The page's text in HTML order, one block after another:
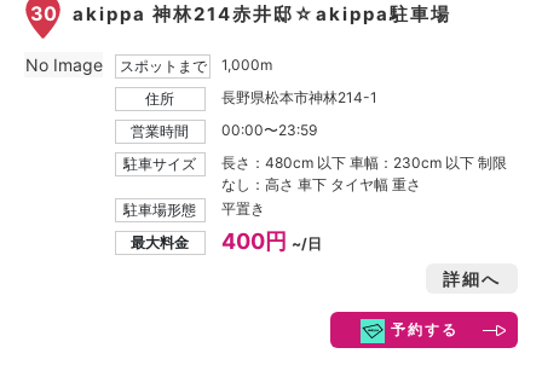
30 akippa 神林214赤井邸☆akippa駐車場
スポットまで
1,000m
住所
長野県松本市神林214-1
営業時間
00:00〜23:59
駐車サイズ
長さ：480cm 以下 車幅：230cm 以下 制限
なし：高さ 車下 タイヤ幅 重さ
駐車場形態
平置き
最大料金
400円 ~/日
詳細へ
予約する
No Image